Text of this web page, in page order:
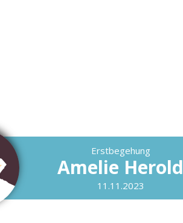
Erstbegehung
Amelie Herold
11.11.2023